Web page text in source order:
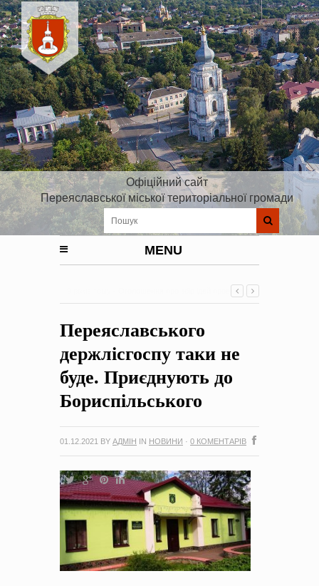
Офіційний сайт
Переяславської міської територіальної громади
MENU
Оголошення про збір ідей проектів до
на період 2018 – 2020 роки Оголошення про збір ідей
проектів
Переяславського
держлісгоспу таки не
буде. Приєднують до
Бориспільського
01.12.2021 BY АДМІН IN НОВИНИ · 0 КОМЕНТАРІВ